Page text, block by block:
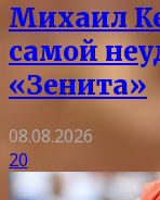
Михаил
самой
«Зенита»
08.08.2026
20